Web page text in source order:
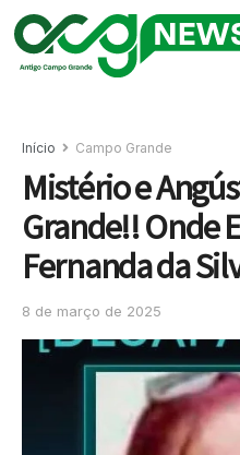
Início Campo Grande
Mistério e
Grande!! Onde
Fernanda da
8 de março de 2025